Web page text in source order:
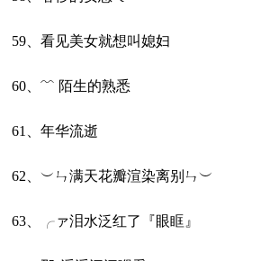
59、看见美女就想叫媳妇
60、﹌ 陌生的熟悉
61、年华流逝
62、︶ㄣ满天花瓣渲染离别ㄣ︶
63、╭ァ泪水泛红了『眼眶』